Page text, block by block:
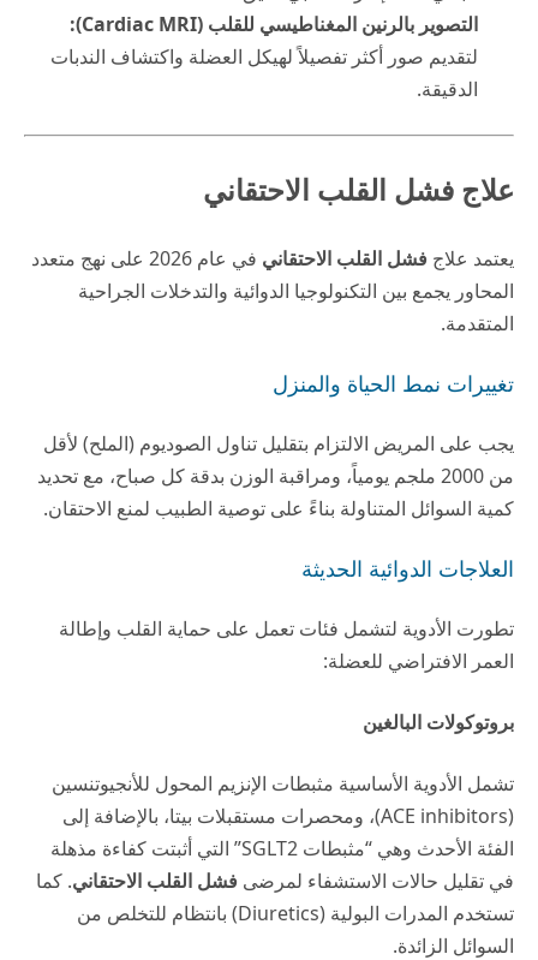
التصوير بالرنين المغناطيسي للقلب (Cardiac MRI):
لتقديم صور أكثر تفصيلاً لهيكل العضلة واكتشاف الندبات
الدقيقة.
علاج فشل القلب الاحتقاني
يعتمد علاج فشل القلب الاحتقاني
في عام 2026 على نهج متعدد
المحاور يجمع بين التكنولوجيا الدوائية والتدخلات الجراحية
المتقدمة.
تغييرات نمط الحياة والمنزل
يجب على المريض الالتزام بتقليل تناول الصوديوم (الملح) لأقل
من 2000 ملجم يومياً، ومراقبة الوزن بدقة كل صباح، مع تحديد
كمية السوائل المتناولة بناءً على توصية الطبيب لمنع الاحتقان.
العلاجات الدوائية الحديثة
تطورت الأدوية لتشمل فئات تعمل على حماية القلب وإطالة
العمر الافتراضي للعضلة:
بروتوكولات البالغين
تشمل الأدوية الأساسية مثبطات الإنزيم المحول للأنجيوتنسين
(ACE inhibitors)، ومحصرات مستقبلات بيتا، بالإضافة إلى
الفئة الأحدث وهي “مثبطات SGLT2” التي أثبتت كفاءة مذهلة
في تقليل حالات الاستشفاء لمرضى فشل القلب الاحتقاني. كما
تستخدم المدرات البولية (Diuretics) بانتظام للتخلص من
السوائل الزائدة.